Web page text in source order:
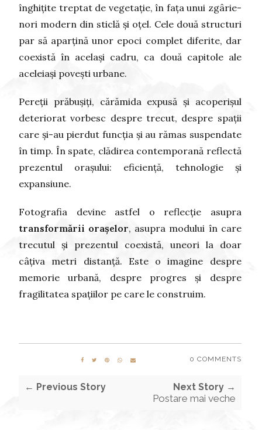
înghițite treptat de vegetație, în fața unui zgârie-
nori modern din sticlă și oțel. Cele două structuri
par să aparțină unor epoci complet diferite, dar
coexistă în același cadru, ca două capitole ale
aceleiași povești urbane.
Pereții prăbușiți, cărămida expusă și acoperișul
deteriorat vorbesc despre trecut, despre spații
care și-au pierdut funcția și au rămas suspendate
în timp. În spate, clădirea contemporană reflectă
prezentul orașului: eficiență, tehnologie și
expansiune.
Fotografia devine astfel o reflecție asupra
transformării orașelor, asupra modului în care
trecutul și prezentul coexistă, uneori la doar
câțiva metri distanță. Este o imagine despre
memorie urbană, despre progres și despre
fragilitatea spațiilor pe care le construim.
0 COMMENTS
← Previous Story Next Story →
Postare mai veche